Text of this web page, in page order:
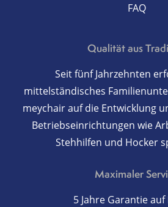
FAQ
Qualität aus
Seit fünf Jahrzehnten
mittelständisches
meychair auf die Entwicklung
Betriebseinrichtungen wie
Stehhilfen und Hocker
Maximaler
5 Jahre Garantie